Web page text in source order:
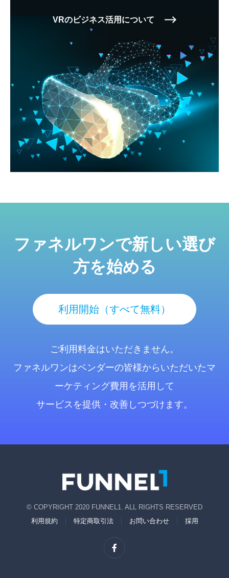
VRのビジネス活用について
ファネルワンで新しい選び
方を始める
利用開始（すべて無料）
ご利用料金はいただきません。
ファネルワンはベンダーの皆様からいただいたマ
ーケティング費用を活用して
サービスを提供・改善しつづけます。
© COPYRIGHT 2020 FUNNEL1. ALL RIGHTS RESERVED
利用規約
特定商取引法 お問い合わせ 採用